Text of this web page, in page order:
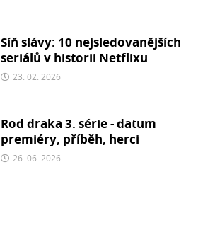
Síň slávy: 10 nejsledovanějších
seriálů v historii Netflixu
23. 02. 2026
Rod draka 3. série - datum
premiéry, příběh, herci
26. 06. 2026